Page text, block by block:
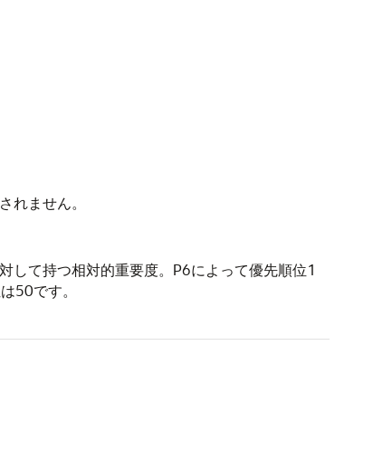
れません。
して持つ相対的重要度。P6によって優先順位1
50です。